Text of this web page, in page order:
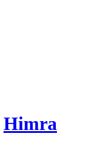
Himra